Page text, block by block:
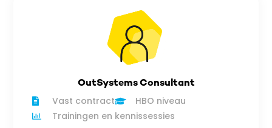
OutSystems Consultant
Vast contract
HBO niveau
Trainingen en kennissessies